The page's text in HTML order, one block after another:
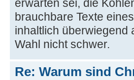
erwarten sei, die
brauchbare Texte
inhaltlich überwiegend
Wahl nicht schwer.
Re: Warum sind